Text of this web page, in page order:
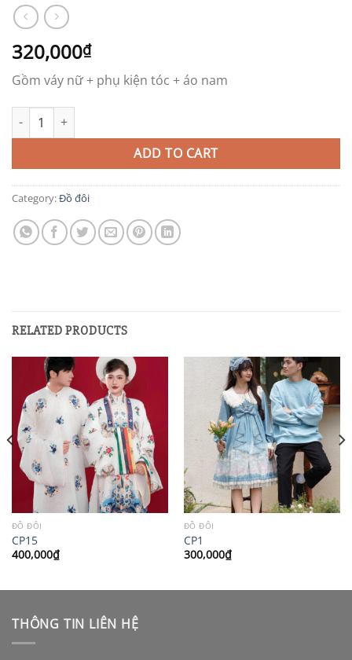
320,000₫
Gồm váy nữ + phụ kiện tóc + áo nam
CP11 quantity
ADD TO CART
Category:Đồ đôi
RELATED PRODUCTS
ĐỒ ĐÔI
CP15
400,000₫
ĐỒ ĐÔI
CP1
300,000₫
THÔNG TIN LIÊN HỆ